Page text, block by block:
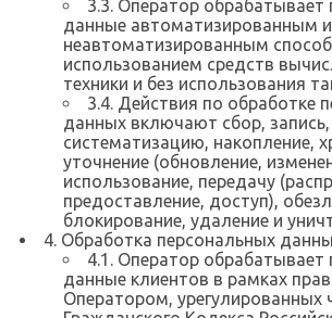
3.3. Оператор обрабатывает
данные автоматизированным и
неавтоматизированным
использованием средств
техники и без использования
3.4. Действия по обработке
данных включают сбор, запись,
систематизацию, накопление,
уточнение (обновление,
использование, передачу
предоставление, доступ),
блокирование, удаление и
4. Обработка персональных
4.1. Оператор обрабатывает
данные клиентов в рамках
Оператором, урегулированных